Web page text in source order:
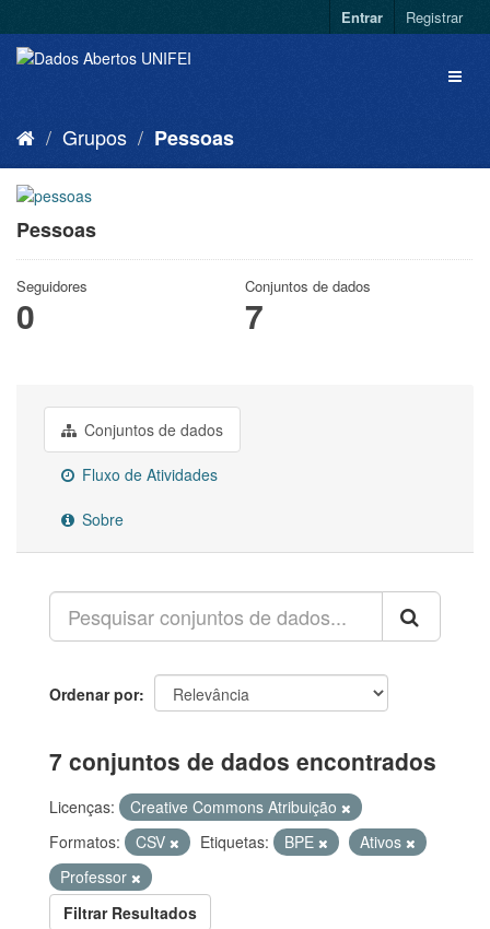
Entrar Registrar
Grupos Pessoas
Pessoas
Seguidores
0
Conjuntos de dados
7
Conjuntos de dados
Fluxo de Atividades
Sobre
Ordenar por
7 conjuntos de dados encontrados
Licenças:
Creative Commons Atribuição
Formatos:
CSV Etiquetas: BPE
Ativos
Professor
Filtrar Resultados